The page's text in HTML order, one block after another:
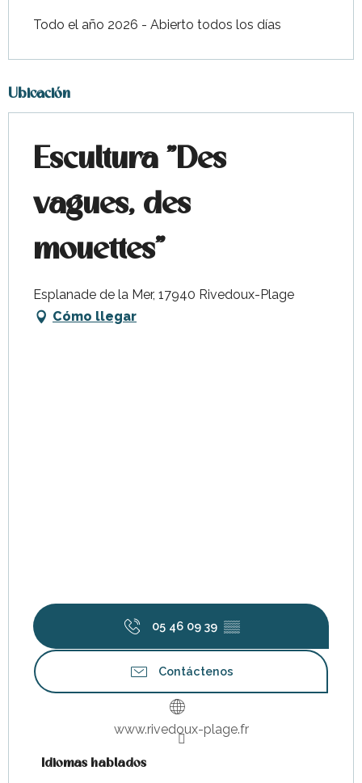
Todo el año 2026 - Abierto todos los días
Ubicación
Escultura "Des
vagues, des
mouettes"
Esplanade de la Mer, 17940 Rivedoux-Plage
Cómo llegar
05 46 09 39 ▒▒
Contáctenos
www.rivedoux-plage.fr
Idiomas hablados
Idiomas hablados